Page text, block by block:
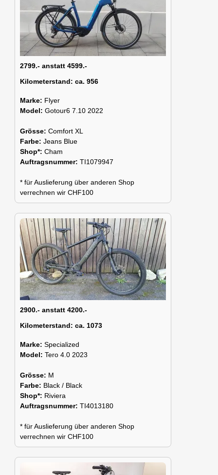
2799.- anstatt 4599.-
Kilometerstand: ca. 956
Marke: Flyer
Model: Gotour6 7.10 2022
Grösse: Comfort XL
Farbe: Jeans Blue
Shop*: Cham
Auftragsnummer: TI1079947
* für Auslieferung über anderen Shop
verrechnen wir CHF100
2900.- anstatt 4200.-
Kilometerstand: ca. 1073
Marke: Specialized
Model: Tero 4.0 2023
Grösse: M
Farbe: Black / Black
Shop*: Riviera
Auftragsnummer: TI4013180
* für Auslieferung über anderen Shop
verrechnen wir CHF100